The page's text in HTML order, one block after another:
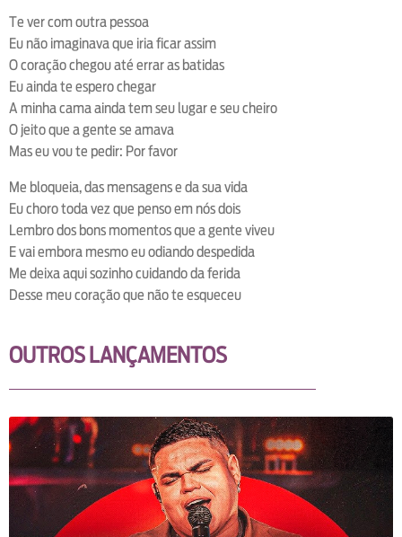
Te ver com outra pessoa
Eu não imaginava que iria ficar assim
O coração chegou até errar as batidas
Eu ainda te espero chegar
A minha cama ainda tem seu lugar e seu cheiro
O jeito que a gente se amava
Mas eu vou te pedir: Por favor
Me bloqueia, das mensagens e da sua vida
Eu choro toda vez que penso em nós dois
Lembro dos bons momentos que a gente viveu
E vai embora mesmo eu odiando despedida
Me deixa aqui sozinho cuidando da ferida
Desse meu coração que não te esqueceu
OUTROS LANÇAMENTOS